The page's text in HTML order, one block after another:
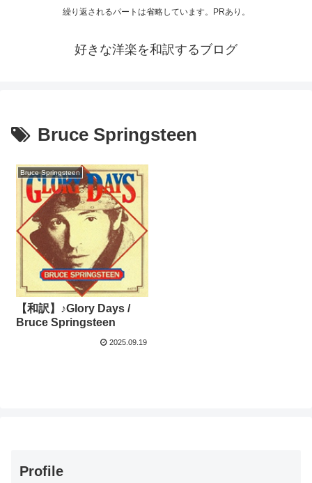
繰り返されるパートは省略しています。PRあり。
好きな洋楽を和訳するブログ
Bruce Springsteen
Bruce Springsteen
【和訳】♪Glory Days /
Bruce Springsteen
2025.09.19
Profile